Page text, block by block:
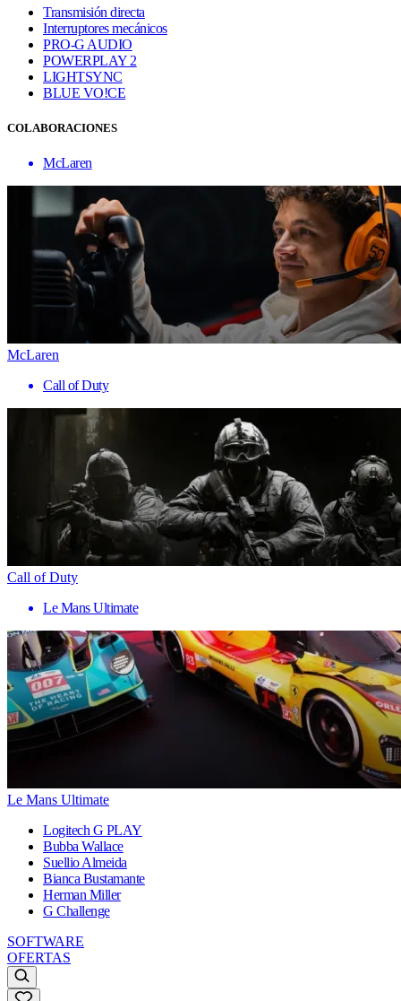
Transmisión directa
Interruptores mecánicos
PRO-G AUDIO
POWERPLAY 2
LIGHTSYNC
BLUE VO!CE
COLABORACIONES
McLaren
McLaren
Call of Duty
Call of Duty
Le Mans Ultimate
Le Mans Ultimate
Logitech G PLAY
Bubba Wallace
Suellio Almeida
Bianca Bustamante
Herman Miller
G Challenge
SOFTWARE
OFERTAS